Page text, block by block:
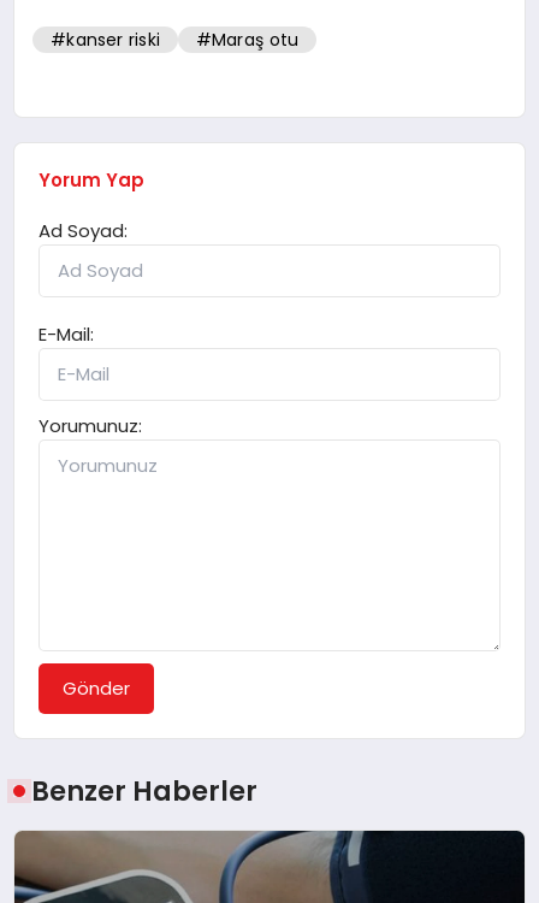
#kanser riski #Maraş otu
Yorum Yap
Ad Soyad:
E-Mail:
Yorumunuz:
Gönder
Benzer Haberler